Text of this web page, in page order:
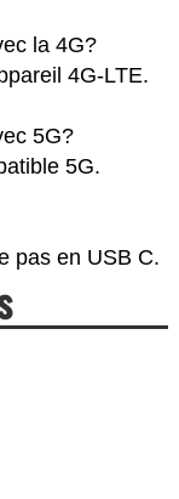
la 4G?
4G-LTE.
5G?
5G.
pas en USB C.